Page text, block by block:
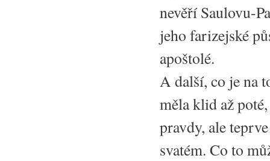
nevěří Saulovu-
jeho farizejské
apoštolé.
A další, co je na
měla klid až
pravdy, ale
svatém. Co to